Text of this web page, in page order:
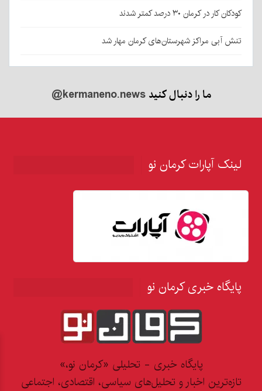
کودکان کار در کرمان ۳۰ درصد کمتر شدند
تنش آبی مراکز شهرستان‌های کرمان مهار شد
ما را دنبال کنید@kermaneno.news
لینک آپارات کرمان نو
پایگاه خبری کرمان نو
پایگاه خبری - تحلیلی «کرمان نو،»
تازه‌ترین اخبار و تحلیل‌های سیاسی، اقتصادی، اجتماعی